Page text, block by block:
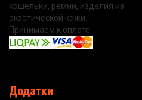
кошельки, ремни, изделия из
экзотической кожи.
Принимаем к оплате:
Додатки